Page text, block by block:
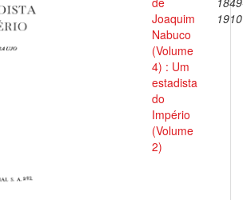
Joaquim
Nabuco
(Volume
4) : Um
estadista
do
Império
(Volume
2)
1910